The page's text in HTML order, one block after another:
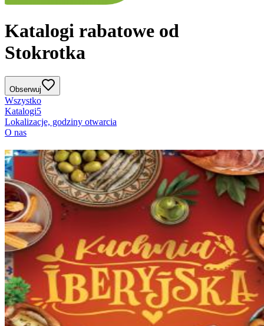
Katalogi rabatowe od
Stokrotka
Obserwuj
Wszystko
Katalogi5
Lokalizacje, godziny otwarcia
O nas